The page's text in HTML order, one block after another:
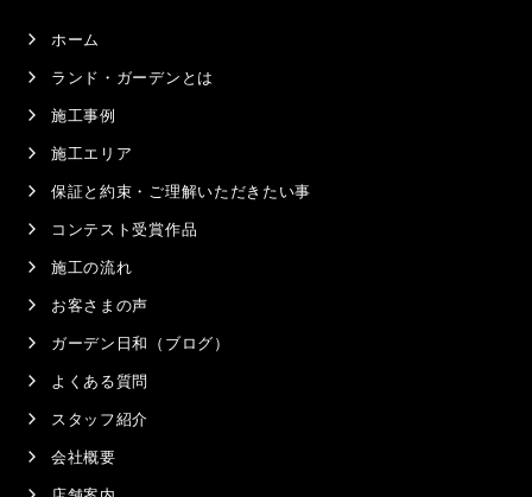
ホーム
ランド・ガーデンとは
施工事例
施工エリア
保証と約束・ご理解いただきたい事
コンテスト受賞作品
施工の流れ
お客さまの声
ガーデン日和（ブログ）
よくある質問
スタッフ紹介
会社概要